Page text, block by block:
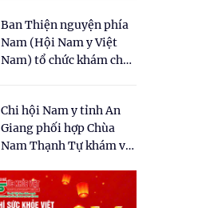
Ban Thiện nguyện phía
Nam (Hội Nam y Việt
Nam) tổ chức khám chữa
dân tại xã Tân Tập
Chi hội Nam y tỉnh An
Giang phối hợp Chùa
Nam Thạnh Tự khám và
nhân dân